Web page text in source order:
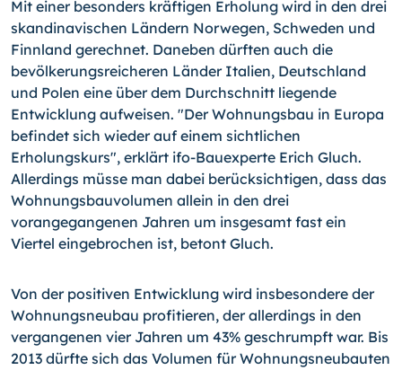
Mit einer besonders kräftigen Erholung wird in den drei
skandinavischen Ländern Norwegen, Schweden und
Finnland gerechnet. Daneben dürften auch die
bevölkerungsreicheren Länder Italien, Deutschland
und Polen eine über dem Durchschnitt liegende
Entwicklung aufweisen. "Der Wohnungsbau in Europa
befindet sich wieder auf einem sichtlichen
Erholungskurs", erklärt ifo-Bauexperte Erich Gluch.
Allerdings müsse man dabei berücksichtigen, dass das
Wohnungsbauvolumen allein in den drei
vorangegangenen Jahren um insgesamt fast ein
Viertel eingebrochen ist, betont Gluch.
Von der positiven Entwicklung wird insbesondere der
Wohnungsneubau profitieren, der allerdings in den
vergangenen vier Jahren um 43% geschrumpft war. Bis
2013 dürfte sich das Volumen für Wohnungsneubauten